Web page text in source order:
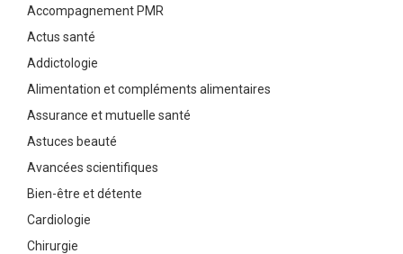
Accompagnement PMR
Actus santé
Addictologie
Alimentation et compléments alimentaires
Assurance et mutuelle santé
Astuces beauté
Avancées scientifiques
Bien-être et détente
Cardiologie
Chirurgie